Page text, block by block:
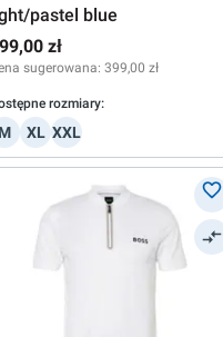
pastel blue
zł
sugerowana: 399,00 zł
rozmiary:
M XL XXL